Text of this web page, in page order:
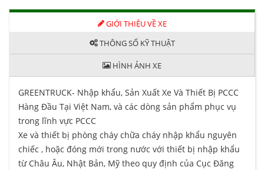
GIỚI THIỆU VỀ XE
THÔNG SỐ KỸ THUẬT
HÌNH ẢNH XE
GREENTRUCK- Nhập khẩu, Sản Xuất Xe Và Thiết Bị PCCC
Hàng Đầu Tại Việt Nam, và các dòng sản phẩm phục vụ
trong lĩnh vực PCCC
Xe và thiết bị phòng cháy chữa cháy nhập khẩu nguyên
chiếc , hoặc đóng mới trong nước với thiết bị nhập khẩu
từ Châu Âu, Nhật Bản, Mỹ theo quy định của Cục Đăng